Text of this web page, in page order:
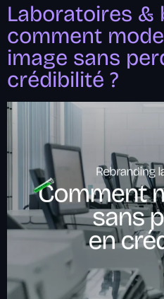
Laboratoires &
comment
image sans
crédibilité ?